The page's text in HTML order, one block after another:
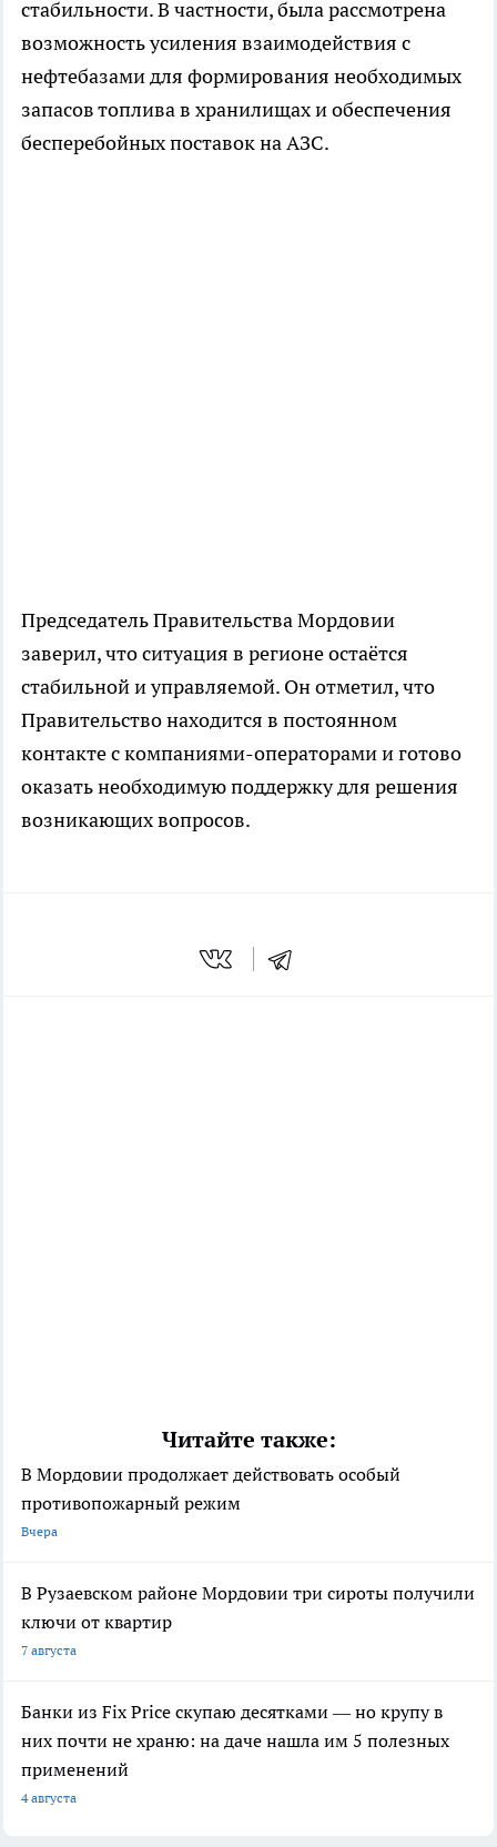
стабильности. В частности, была рассмотрена
возможность усиления взаимодействия с
нефтебазами для формирования необходимых
запасов топлива в хранилищах и обеспечения
бесперебойных поставок на АЗС.
Председатель Правительства Мордовии
заверил, что ситуация в регионе остаётся
стабильной и управляемой. Он отметил, что
Правительство находится в постоянном
контакте с компаниями-операторами и готово
оказать необходимую поддержку для решения
возникающих вопросов.
Читайте также:
В Мордовии продолжает действовать особый
противопожарный режим
Вчера
В Рузаевском районе Мордовии три сироты получили
ключи от квартир
7 августа
Банки из Fix Price скупаю десятками — но крупу в
них почти не храню: на даче нашла им 5 полезных
применений
4 августа